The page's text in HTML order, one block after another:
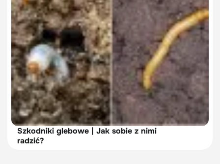
Szkodniki glebowe | Jak sobie z nimi
radzić?